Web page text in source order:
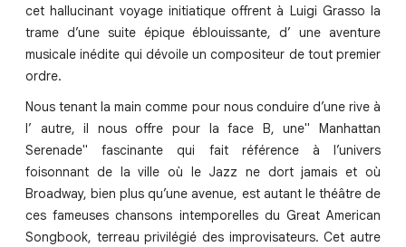
cet hallucinant voyage initiatique offrent à Luigi Grasso la
trame d’une suite épique éblouissante, d’ une aventure
musicale inédite qui dévoile un compositeur de tout premier
ordre.
Nous tenant la main comme pour nous conduire d’une rive à
l’ autre, il nous offre pour la face B, une" Manhattan
Serenade" fascinante qui fait référence à l’univers
foisonnant de la ville où le Jazz ne dort jamais et où
Broadway, bien plus qu’une avenue, est autant le théâtre de
ces fameuses chansons intemporelles du Great American
Songbook, terreau privilégié des improvisateurs. Cet autre